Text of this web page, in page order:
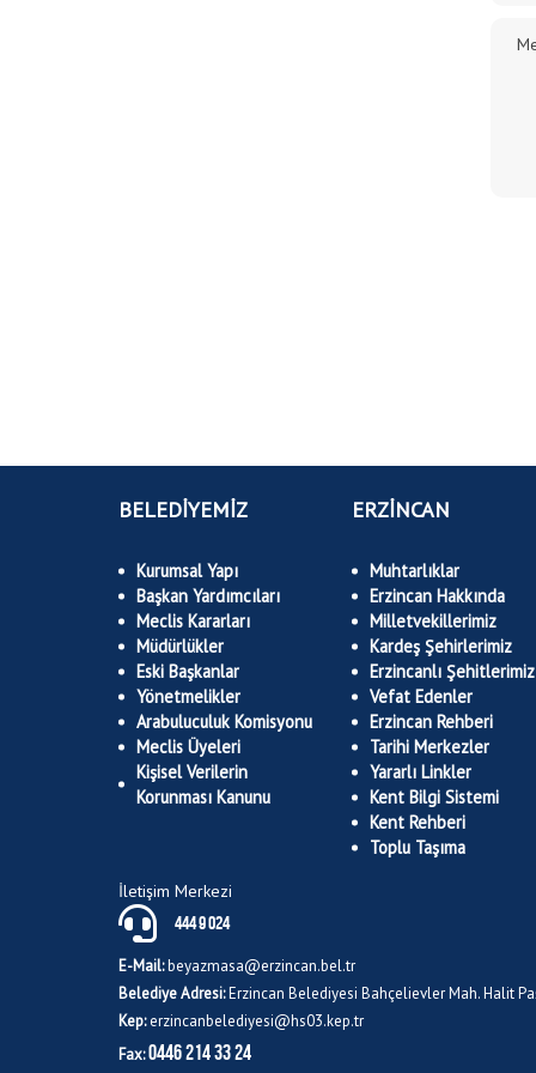
BELEDİYEMİZ
Kurumsal Yapı
Başkan Yardımcıları
Meclis Kararları
Müdürlükler
Eski Başkanlar
Yönetmelikler
Arabuluculuk Komisyonu
Meclis Üyeleri
Kişisel Verilerin
Korunması Kanunu
ERZİNCAN
Muhtarlıklar
Erzincan Hakkında
Milletvekillerimiz
Kardeş Şehirlerimiz
Erzincanlı Şehitlerimiz
Vefat Edenler
Erzincan Rehberi
Tarihi Merkezler
Yararlı Linkler
Kent Bilgi Sistemi
Kent Rehberi
Toplu Taşıma
İletişim Merkezi
444 9 024
E-Mail:beyazmasa@erzincan.bel.tr
Belediye Adresi:Erzincan Belediyesi Bahçelievler Mah. Halit
Kep:erzincanbelediyesi@hs03.kep.tr
Fax:0446 214 33 24